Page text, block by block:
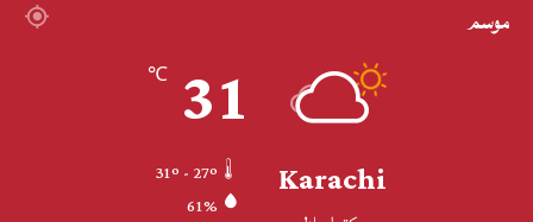
موسم
Karachi
31
℃
61%